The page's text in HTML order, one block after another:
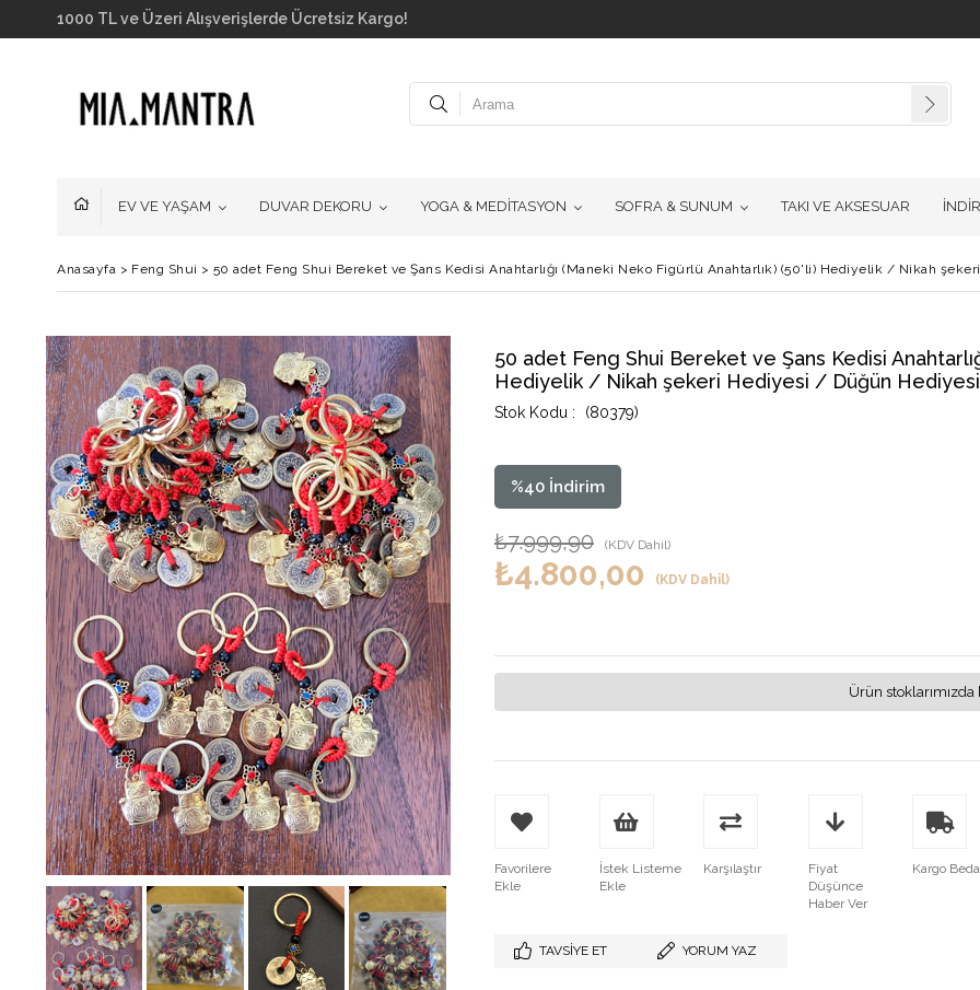
1000 TL ve Üzeri Alışverişlerde Ücretsiz Kargo!
EV VE YAŞAM DUVAR DEKORU YOGA & MEDİTASYON SOFRA & SUNUM TAKI VE AKSESUAR
Anasayfa > Feng Shui > 50 adet Feng Shui Bereket ve Şans Kedisi Anahtarlığı (Maneki Neko Figürlü Anahtarlık) (50'li) Hediyelik / Nikah
50 adet Feng Shui Bereket ve Şans Kedisi
Hediyelik / Nikah şekeri Hediyesi / Düğün Hediyesi
(80379)
%40 İndirim
₺7.999,90 (KDV Dahil)
₺4.800,00 (KDV Dahil)
Ürün stoklarımızda
Favorilere
Ekle
İstek Listeme
Ekle
Karşılaştır
Fiyat
Düşünce
Haber Ver
Kargo
TAVSIYE ET YORUM YAZ